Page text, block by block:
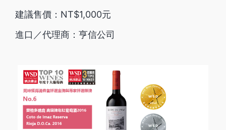
建議售價：NT$1,000元
進口／代理商：亨信公司